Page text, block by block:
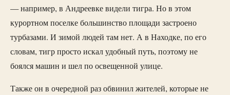
— например, в Андреевке видели тигра. Но в этом
курортном поселке большинство площади застроено
турбазами. И зимой людей там нет. А в Находке, по его
словам, тигр просто искал удобный путь, поэтому не
боялся машин и шел по освещенной улице.
Также он в очередной раз обвинил жителей, которые не